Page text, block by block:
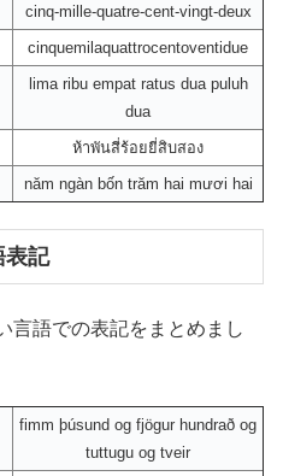
cinq-mille-quatre-cent-vingt-deux
cinquemilaquattrocentoventidue
lima ribu empat ratus dua puluh
dua
ห้าพันสี่ร้อยยี่สิบสอง
năm ngàn bốn trăm hai mươi hai
表記
言語での表記をまとめまし
fimm þúsund og fjögur hundrað og
tuttugu og tveir